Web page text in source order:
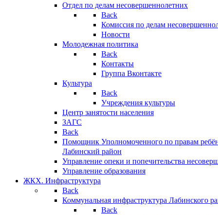
Отдел по делам несовершеннолетних
Back
Комиссия по делам
Новости
Молодежная политика
Back
Контакты
Группа Вконтакте
Культура
Back
Учреждения культуры
Центр занятости населения
ЗАГС
Back
Помощник Уполномоченного по правам
Лабинский район
Управление опеки и попечительства
Управление образования
ЖКХ. Инфраструктура
Back
Коммунальная инфраструктура Лабинского
Back